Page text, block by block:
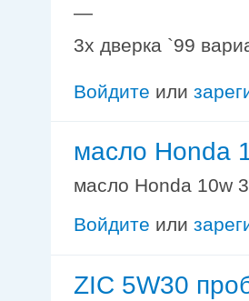
—
3х дверка `99
Войдите или
масло Honda
масло Honda 10w
Войдите или
ZIC 5W30